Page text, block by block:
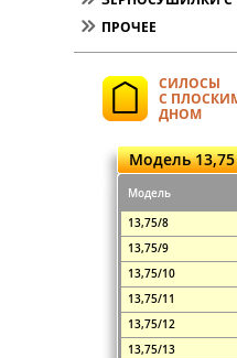
ПРОЧЕЕ
СИЛОСЫ
С
ДНОМ
Модель 13,75
Модель
13,75/8
13,75/9
13,75/10
13,75/11
13,75/12
13,75/13